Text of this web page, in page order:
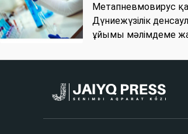
Метапневмовирус
Дүниежүзілік
ұйымы мәлімдеме